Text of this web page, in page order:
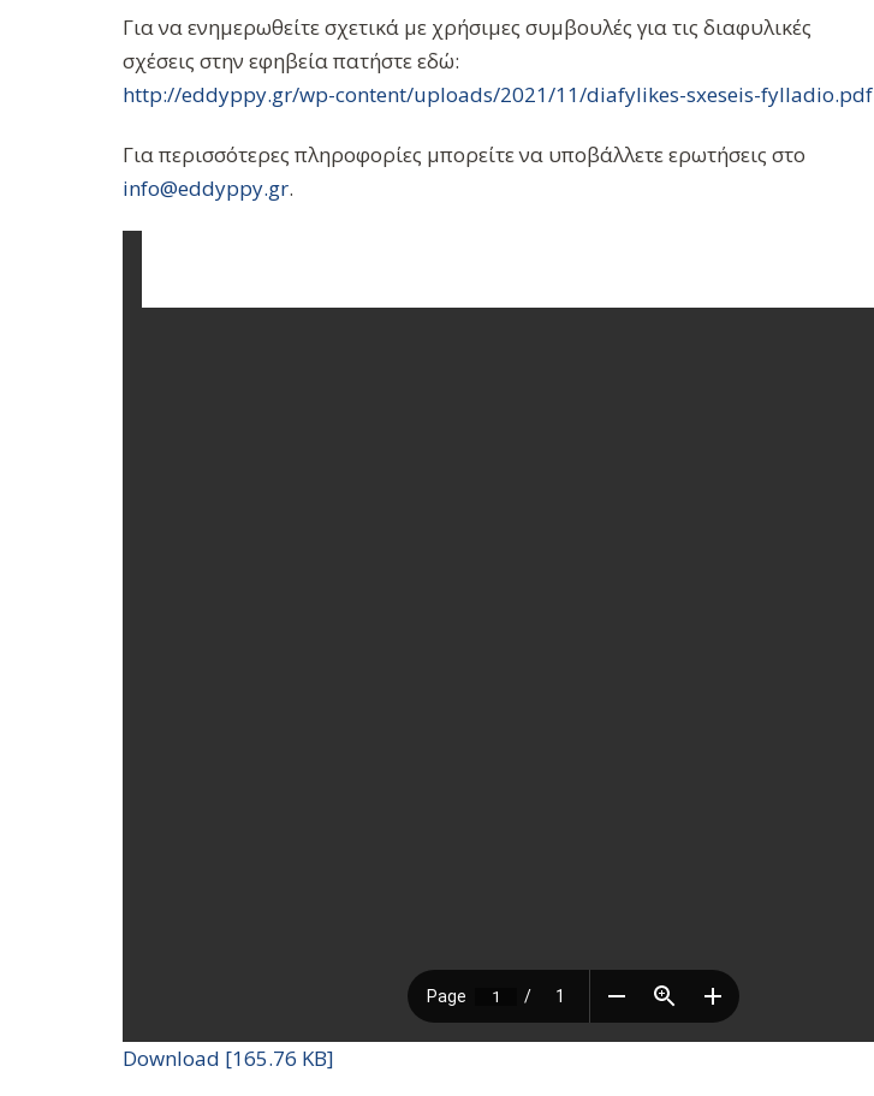
Για να ενημερωθείτε σχετικά με χρήσιμες συμβουλές για τις διαφυλικές
σχέσεις στην εφηβεία πατήστε εδώ:
http://eddyppy.gr/wp-content/uploads/2021/11/diafylikes-sxeseis-fylladio.pdf
Για περισσότερες πληροφορίες μπορείτε να υποβάλλετε ερωτήσεις στο
info@eddyppy.gr.
Download [165.76 KB]